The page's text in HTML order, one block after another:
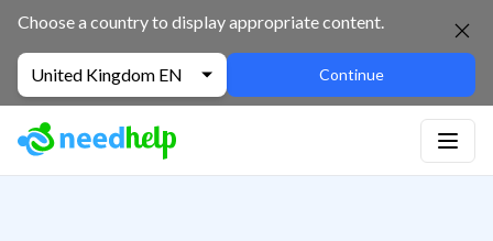
Choose a country to display appropriate content.
United Kingdom EN Continue